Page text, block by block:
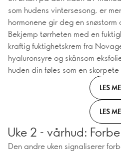
som hudens vintersesong, er
hormonene gir deg en
Bekjemp tørrheten med en
kraftig fuktighetskrem fra
hyaluronsyre og skånsom
huden din føles som en
LES
LES
Uke 2 - vårhud:
Den andre uken signaliserer